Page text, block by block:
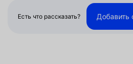
Есть что рассказать? Добавить